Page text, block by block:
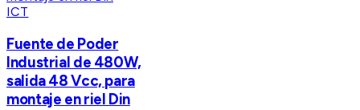
ICT
Fuente de Poder
Industrial de 480W,
salida 48 Vcc, para
montaje en riel Din